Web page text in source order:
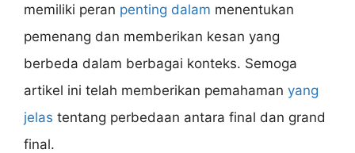
memiliki peran penting dalam menentukan
pemenang dan memberikan kesan yang
berbeda dalam berbagai konteks. Semoga
artikel ini telah memberikan pemahaman yang
jelas tentang perbedaan antara final dan grand
final.